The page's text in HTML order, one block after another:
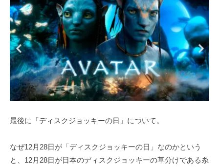
最後に「ディスクジョッキーの日」について。
なぜ12月28日が「ディスクジョッキーの日」なのかという
と、12月28日が日本のディスクジョッキーの草分けである糸